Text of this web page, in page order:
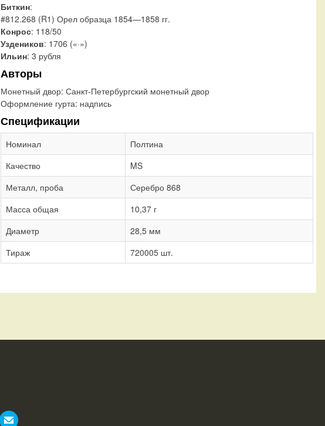
Биткин:
#812.268 (R1) Орел образца 1854—1858 гг.
Конрос: 118/50
Уздеников: 1706 («·»)
Ильин: 3 рубля
Авторы
Монетный двор: Санкт-Петербургский монетный двор
Оформление гурта: надпись
Спецификации
Номинал
Полтина
Качество
MS
Металл, проба
Серебро 868
Масса общая
10,37 г
Диаметр
28,5 мм
Тираж
720005 шт.